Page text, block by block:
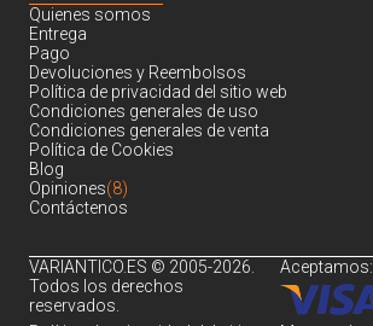
Quienes somos
Entrega
Pago
Devoluciones y Reembolsos
Política de privacidad del sitio web
Condiciones generales de uso
Condiciones generales de venta
Política de Cookies
Blog
Opiniones(8)
Contáctenos
VARIANTICO.ES © 2005-2026.
Todos los derechos
reservados.
Aceptamos: